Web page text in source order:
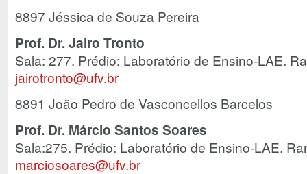
8897 Jéssica de Souza Pereira
Prof. Dr. Jairo Tronto
Sala: 277. Prédio: Laboratório de Ensino-LAE.
jairotronto@ufv.br
8891 João Pedro de Vasconcellos Barcelos
Prof. Dr. Márcio Santos Soares
Sala:275. Prédio: Laboratório de Ensino-LAE.
marciosoares@ufv.br